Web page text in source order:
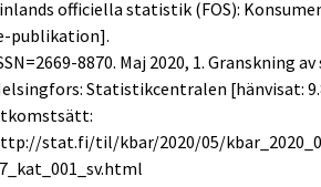
officiella statistik (FOS):
publikation].
8870. Maj 2020, 1. Granskning
Statistikcentralen [hänvisat:
stat.fi/til/kbar/2020/05/